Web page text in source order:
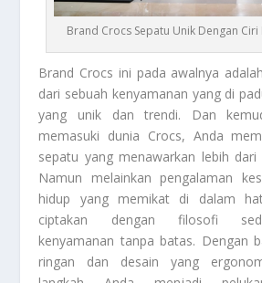
Brand Crocs Sepatu Unik Dengan Ciri
Brand Crocs ini pada awalnya
dari sebuah kenyamanan yang di
yang unik dan trendi. Dan
memasuki dunia Crocs, Anda
sepatu yang menawarkan lebih dari
Namun melainkan pengalaman
hidup yang memikat di dalam
ciptakan dengan filosofi
kenyamanan tanpa batas. Dengan
ringan dan desain yang